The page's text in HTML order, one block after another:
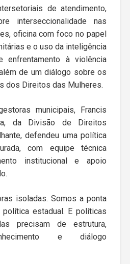
de atendimento,
interseccionalidade nas
oficina com foco no papel
e o uso da inteligência
enfrentamento à violência
de um diálogo sobre os
dos Direitos das Mulheres.
municipais, Francis
da Divisão de Direitos
defendeu uma política
com equipe técnica
institucional e apoio
isoladas. Somos a ponta
estadual. E políticas
precisam de estrutura,
e diálogo